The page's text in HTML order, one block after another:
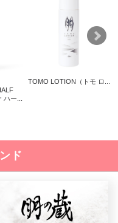
ー...
TOMO LOTION（トモ ロ...
ド